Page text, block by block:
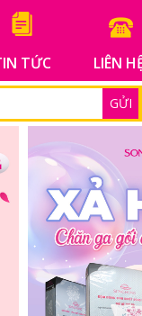
TỨC LIÊN
GỬI